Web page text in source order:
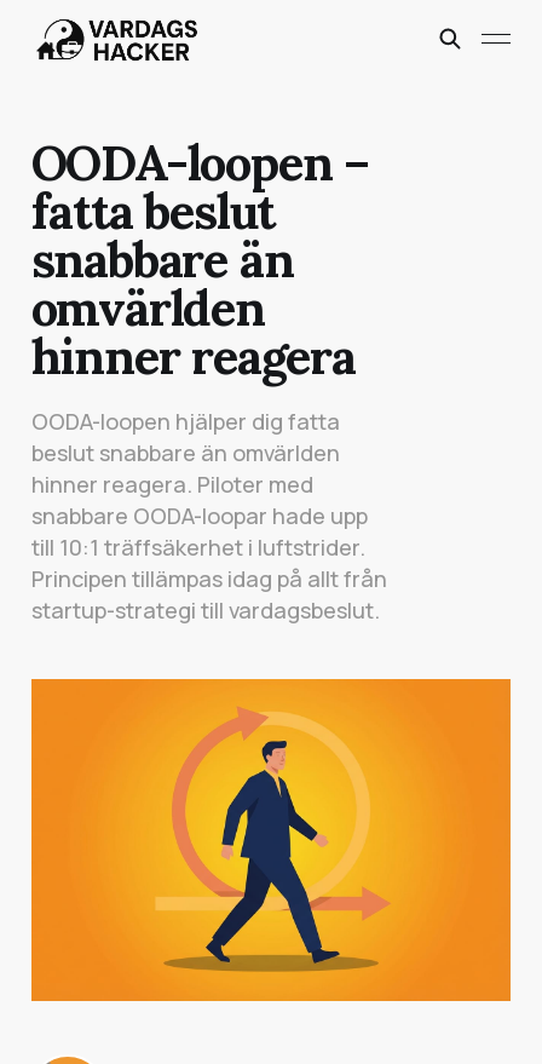
OODA-loopen –
fatta beslut
snabbare än
omvärlden
hinner reagera
OODA-loopen hjälper dig fatta
beslut snabbare än omvärlden
hinner reagera. Piloter med
snabbare OODA-loopar hade upp
till 10:1 träffsäkerhet i luftstrider.
Principen tillämpas idag på allt från
startup-strategi till vardagsbeslut.